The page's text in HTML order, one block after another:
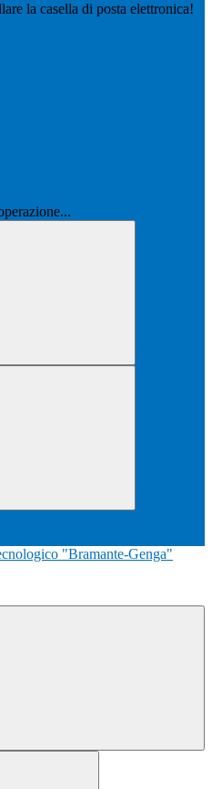
la casella di posta elettronica!